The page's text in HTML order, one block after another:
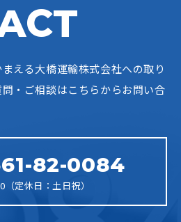
える大橋運輸株式会社への取り
・ご相談はこちらからお問い合
82-0084
（定休日：土日祝）